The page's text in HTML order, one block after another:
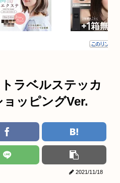
ラベルステッカ
ッピングVer.
2021/11/18